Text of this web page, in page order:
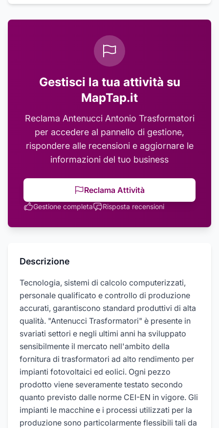
Gestisci la tua attività su
MapTap.it
Reclama Antenucci Antonio Trasformatori
per accedere al pannello di gestione,
rispondere alle recensioni e aggiornare le
informazioni del tuo business
Reclama Attività
Gestione completa Risposta recensioni
Descrizione
Tecnologia, sistemi di calcolo computerizzati,
personale qualificato e controllo di produzione
accurati, garantiscono standard produttivi di alta
qualità. "Antenucci Trasformatori" è presente in
svariati settori e negli ultimi anni ha sviluppato
sensibilmente il mercato nell'ambito della
fornitura di trasformatori ad alto rendimento per
impianti fotovoltaici ed eolici. Ogni pezzo
prodotto viene severamente testato secondo
quanto previsto dalle norme CEI-EN in vigore. Gli
impianti le macchine e i processi utilizzati per la
produzione sono particolarmente flessibili tali da